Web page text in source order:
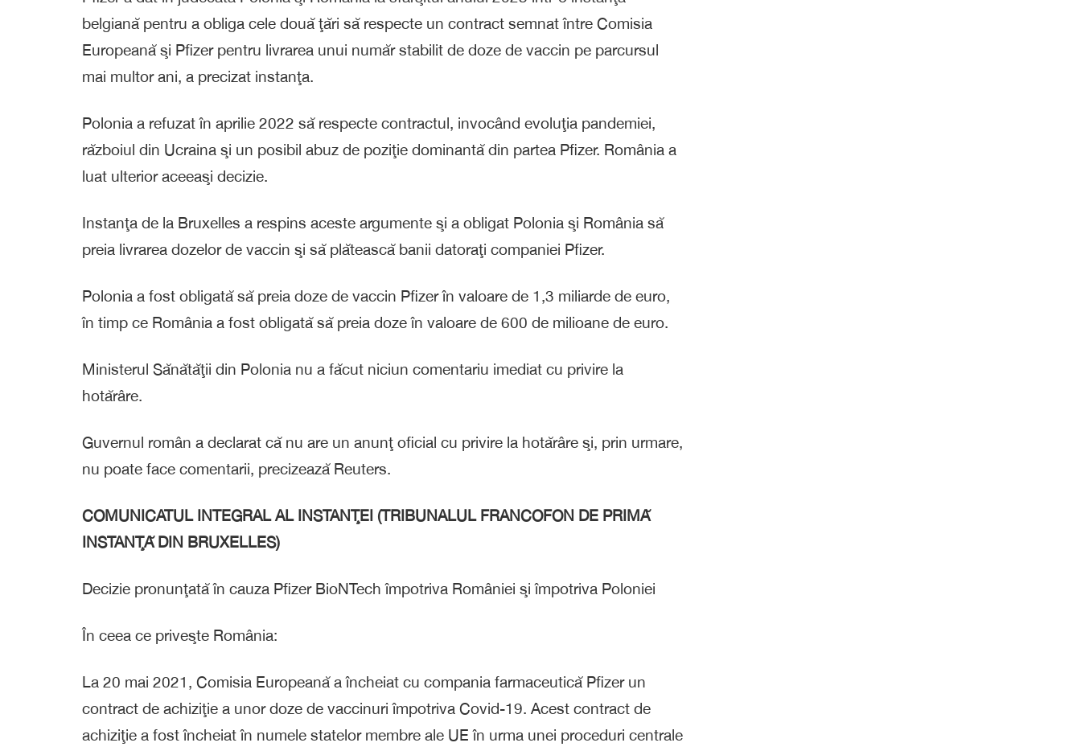
belgiană pentru a obliga cele două ţări să respecte un contract semnat între Comisia
Europeană şi Pfizer pentru livrarea unui număr stabilit de doze de vaccin pe parcursul
mai multor ani, a precizat instanţa.
Polonia a refuzat în aprilie 2022 să respecte contractul, invocând evoluţia pandemiei,
războiul din Ucraina şi un posibil abuz de poziţie dominantă din partea Pfizer. România a
luat ulterior aceeaşi decizie.
Instanţa de la Bruxelles a respins aceste argumente şi a obligat Polonia şi România să
preia livrarea dozelor de vaccin şi să plătească banii datoraţi companiei Pfizer.
Polonia a fost obligată să preia doze de vaccin Pfizer în valoare de 1,3 miliarde de euro,
în timp ce România a fost obligată să preia doze în valoare de 600 de milioane de euro.
Ministerul Sănătăţii din Polonia nu a făcut niciun comentariu imediat cu privire la
hotărâre.
Guvernul român a declarat că nu are un anunţ oficial cu privire la hotărâre şi, prin urmare,
nu poate face comentarii, precizează Reuters.
COMUNICATUL INTEGRAL AL INSTANŢEI (TRIBUNALUL FRANCOFON DE PRIMĂ
INSTANŢĂ DIN BRUXELLES)
Decizie pronunţată în cauza Pfizer BioNTech împotriva României şi împotriva Poloniei
În ceea ce priveşte România:
La 20 mai 2021, Comisia Europeană a încheiat cu compania farmaceutică Pfizer un
contract de achiziţie a unor doze de vaccinuri împotriva Covid-19. Acest contract de
achiziţie a fost încheiat în numele statelor membre ale UE în urma unei proceduri centrale